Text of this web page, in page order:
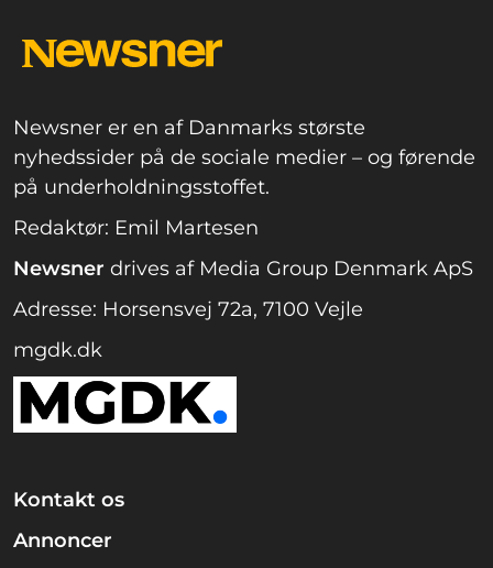
Newsner er en af Danmarks største
nyhedssider på de sociale medier – og førende
på underholdningsstoffet.
Redaktør: Emil Martesen
Newsner drives af Media Group Denmark ApS
Adresse: Horsensvej 72a, 7100 Vejle
mgdk.dk
Kontakt os
Annoncer